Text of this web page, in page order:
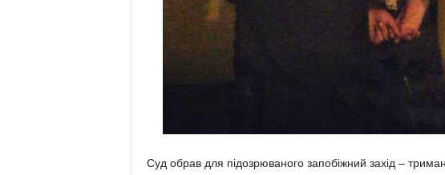
Суд обрав для підозрюваного запобіжний захід –